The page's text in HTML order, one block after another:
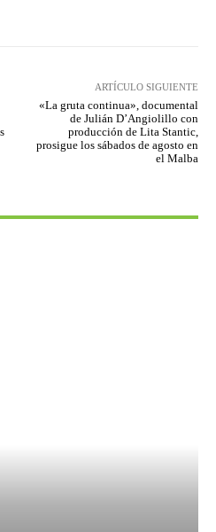
ARTÍCULO SIGUIENTE
«La gruta continua», documental
de Julián D’Angiolillo con
producción de Lita Stantic,
prosigue los sábados de agosto en
el Malba